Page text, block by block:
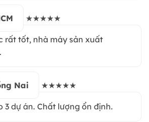
★★★★★
rất tốt, nhà máy sản xuất
Nai ★★★★★
3 dự án. Chất lượng ổn định.